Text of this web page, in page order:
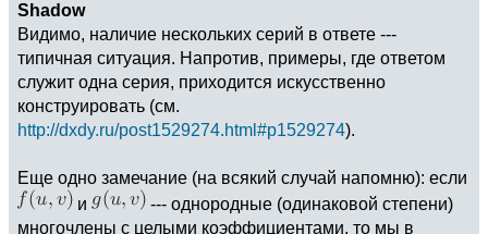
Shadow
Видимо, наличие нескольких серий в ответе ---
типичная ситуация. Напротив, примеры, где ответом
служит одна серия, приходится искусственно
конструировать (см.
http://dxdy.ru/post1529274.html#p1529274).
Еще одно замечание (на всякий случай напомню): если
и
--- однородные (одинаковой степени)
многочлены с целыми коэффициентами, то мы в